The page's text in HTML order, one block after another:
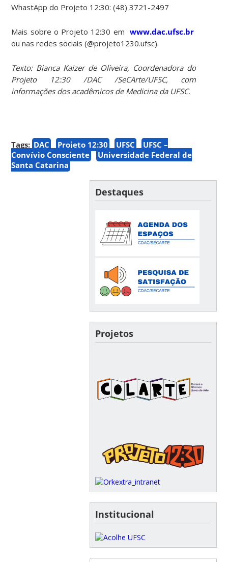
WhastApp do Projeto 12:30: (48) 3721-2497
Mais sobre o Projeto 12:30 emwww.dac.ufsc.br
ou nas redes sociais (@projeto1230.ufsc).
Texto: Bianca Kaizer de Oliveira, Coordenadora do
Projeto 12:30 /DAC /SeCArte/UFSC, com
informações dos acadêmicos de Medicina da UFSC.
Tags: DAC Projeto 12:30 UFSC
UFSC –
Convívio Consciente
Universidade Federal de
Santa Catarina
Destaques
Projetos
Institucional